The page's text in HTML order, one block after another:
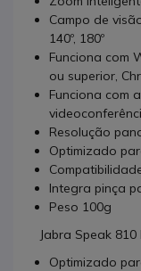
Campo de
140º, 180º
Funciona com
ou superior,
Funciona com
Resolução
Optimizado
Integra pinça
Peso 100g
Jabra Speak 810
Optimizado